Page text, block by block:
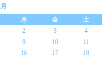
木 金
土
2 3
4
9 10
11
16 17
18